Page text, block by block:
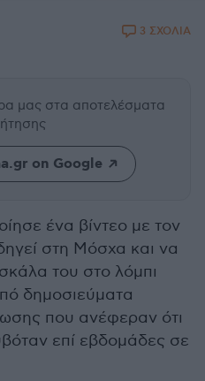
3 ΣΧΟΛΙΑ
μας στα αποτελέσματα
on Google
ένα βίντεο με τον
στη Μόσχα και να
του στο λόμπι
δημοσιεύματα
που ανέφεραν ότι
επί εβδομάδες σε